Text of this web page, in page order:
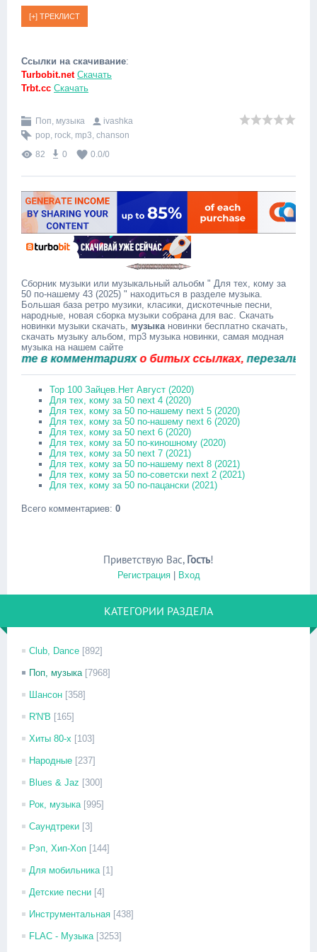
Ссылки на скачивание:
Turbobit.net Скачать
Trbt.cc Скачать
Поп, музыка
ivashka
pop, rock, mp3, chanson
82
0 0.0/0
Сборник музыки или музыкальный альобм " Для тех, кому за
50 по-нашему 43 (2025) " находиться в разделе музыка.
Большая база ретро музики, класики, дискотечные песни,
народные, новая сборка музыки собрана для вас. Скачать
новинки музыки скачать, музыкановинки бесплатно скачать,
скачать музыку альбом, mp3 музыка новинки, самая модная
музыка на нашем сайте
в комментарияхо битых ссылках,перезальём
Top 100 Зайцев.Нет Август (2020)
Для тех, кому за 50 next 4 (2020)
Для тех, кому за 50 по-нашему next 5 (2020)
Для тех, кому за 50 по-нашему next 6 (2020)
Для тех, кому за 50 next 6 (2020)
Для тех, кому за 50 по-киношному (2020)
Для тех, кому за 50 next 7 (2021)
Для тех, кому за 50 по-нашему next 8 (2021)
Для тех, кому за 50 по-советски next 2 (2021)
Для тех, кому за 50 по-пацански (2021)
Всего комментариев: 0
Приветствую Вас, Гость!
Регистрация| Вход
КАТЕГОРИИ РАЗДЕЛА
Club, Dance [892]
Поп, музыка [7968]
Шансон [358]
R'N'B [165]
Хиты 80-х [103]
Народные [237]
Blues & Jaz [300]
Рок, музыка [995]
Саундтреки [3]
Рэп, Хип-Хоп [144]
Для мобильника [1]
Детские песни [4]
Инструментальная [438]
FLAC - Музыка [3253]